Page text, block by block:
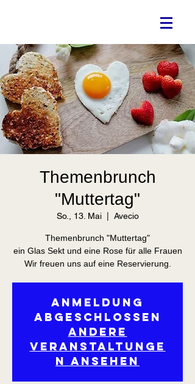
Themenbrunch
"Muttertag"
So., 13. Mai
  |
Avecio
Themenbrunch "Muttertag"
ein Glas Sekt und eine Rose für alle Frauen
Wir freuen uns auf eine Reservierung.
Anmeldung
abgeschlossen
Andere
Veranstaltunge
n ansehen